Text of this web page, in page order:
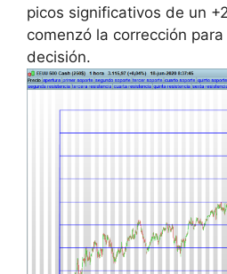
picos significativos de un
comenzó la corrección
decisión.